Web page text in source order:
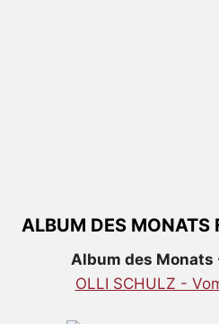
ALBUM DES MONATS
Album des Monats
OLLI SCHULZ -